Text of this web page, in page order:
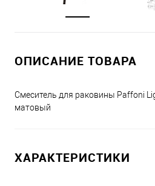
ОПИСАНИЕ ТОВАРА
Смеситель для раковины Paffoni
матовый
ХАРАКТЕРИСТИКИ